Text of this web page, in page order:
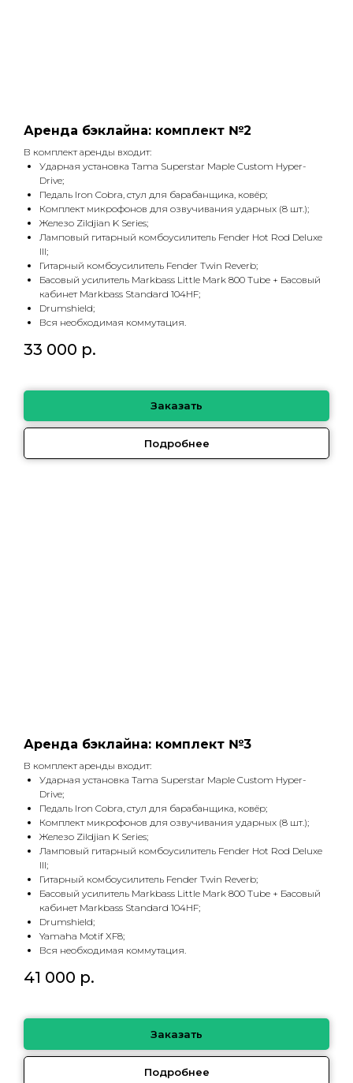
Аренда бэклайна: комплект №2
В комплект аренды входит:
Ударная установка Tama Superstar Maple Custom Hyper-
Drive;
Педаль Iron Cobra, стул для барабанщика, ковёр;
Комплект микрофонов для озвучивания ударных (8 шт.);
Железо Zildjian K Series;
Ламповый гитарный комбоусилитель Fender Hot Rod Deluxe
III;
Гитарный комбоусилитель Fender Twin Reverb;
Басовый усилитель Markbass Little Mark 800 Tube + Басовый
кабинет Markbass Standard 104HF;
Drumshield;
Вся необходимая коммутация.
33 000 р.
Заказать
Подробнее
Аренда бэклайна: комплект №3
В комплект аренды входит:
Ударная установка Tama Superstar Maple Custom Hyper-
Drive;
Педаль Iron Cobra, стул для барабанщика, ковёр;
Комплект микрофонов для озвучивания ударных (8 шт.);
Железо Zildjian K Series;
Ламповый гитарный комбоусилитель Fender Hot Rod Deluxe
III;
Гитарный комбоусилитель Fender Twin Reverb;
Басовый усилитель Markbass Little Mark 800 Tube + Басовый
кабинет Markbass Standard 104HF;
Drumshield;
Yamaha Motif XF8;
Вся необходимая коммутация.
41 000 р.
Заказать
Подробнее